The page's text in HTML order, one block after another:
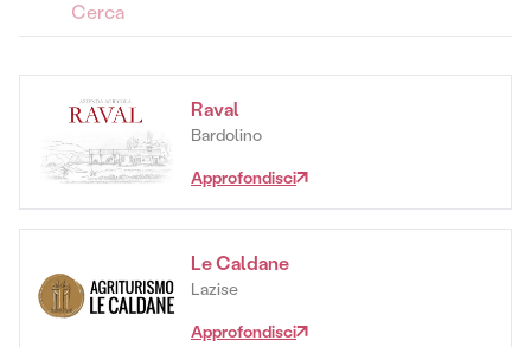
Raval
Bardolino
Approfondisci
Le Caldane
Lazise
Approfondisci